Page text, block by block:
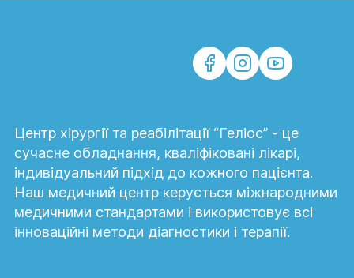
Центр хірургії та реабілітації “Геліос” - це
сучасне обладнання, кваліфіковані лікарі,
індивідуальний підхід до кожного пацієнта.
Наш медичний центр керується міжнародними
медичними стандартами і використовує всі
інноваційні методи діагностики і терапії.